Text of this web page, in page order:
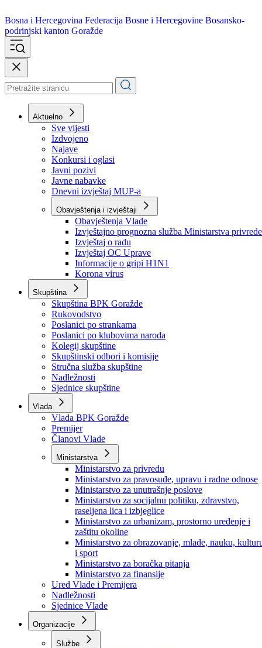
Bosna i Hercegovina
podrinjski kanton Goražde
Aktuelno
Sve vijesti
Izdvojeno
Najave
Konkursi i oglasi
Javni pozivi
Javne nabavke
Dnevni izvještaj MUP-a
Obavještenja i izvještaji
Obavještenja Vlade
Izvještajno prognozna služba Ministarstva privrede
Izvještaj o radu
Izvještaj OC Uprave
Informacije o gripi H1N1
Korona virus
Skupština
Skupština BPK Goražde
Rukovodstvo
Poslanici po strankama
Poslanici po klubovima naroda
Kolegij skupštine
Skupštinski odbori i komisije
Stručna služba skupštine
Nadležnosti
Sjednice skupštine
Vlada
Vlada BPK Goražde
Premijer
Članovi Vlade
Ministarstva
Ministarstvo za privredu
Ministarstvo za pravosuđe, upravu i radne odnose
Ministarstvo za unutrašnje poslove
Ministarstvo za socijalnu politiku, zdravstvo,
raseljena lica i izbjeglice
Ministarstvo za urbanizam, prostorno uređenje i
zaštitu okoline
Ministarstvo za obrazovanje, mlade, nauku,
i sport
Ministarstvo za boračka pitanja
Ministarstvo za finansije
Ured Vlade i Premijera
Nadležnosti
Sjednice Vlade